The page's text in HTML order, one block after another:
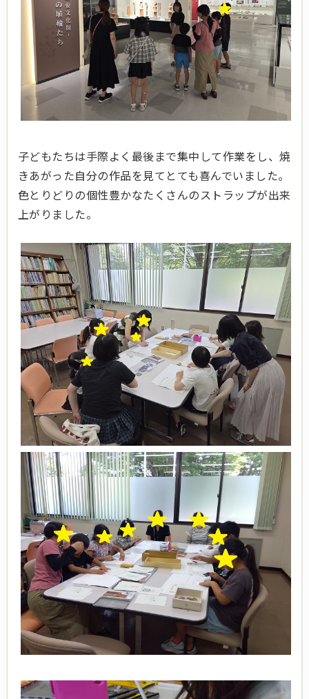
子どもたちは手際よく最後まで集中して作業をし、焼
きあがった自分の作品を見てとても喜んでいました。
色とりどりの個性豊かなたくさんのストラップが出来
上がりました。